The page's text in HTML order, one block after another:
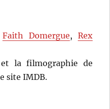
Faith Domergue, Rex
la filmographie de
site IMDB.